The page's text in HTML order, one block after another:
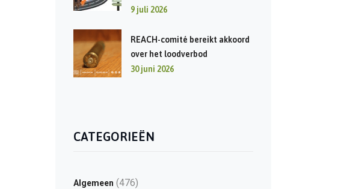
9 juli 2026
REACH-comité bereikt akkoord
over het loodverbod
30 juni 2026
CATEGORIEËN
Algemeen (476)